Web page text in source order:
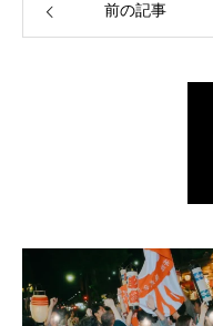
前の記事